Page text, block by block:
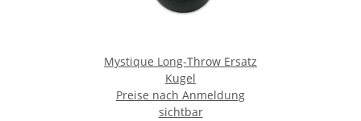
Mystique Long-Throw Ersatz
Kugel
Preise nach Anmeldung
sichtbar